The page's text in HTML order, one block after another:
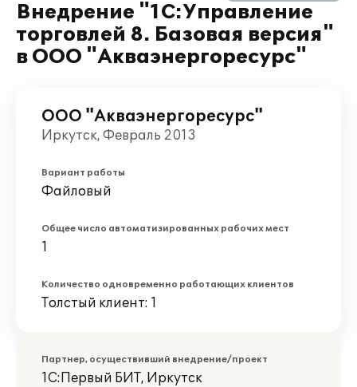
Внедрение "1С:Управление
торговлей 8. Базовая версия"
в ООО "Акваэнергоресурс"
ООО "Акваэнергоресурс"
Иркутск, Февраль 2013
Вариант работы
Файловый
Общее число автоматизированных рабочих мест
1
Количество одновременно работающих клиентов
Толстый клиент: 1
Партнер, осуществивший внедрение/проект
1С:Первый БИТ, Иркутск